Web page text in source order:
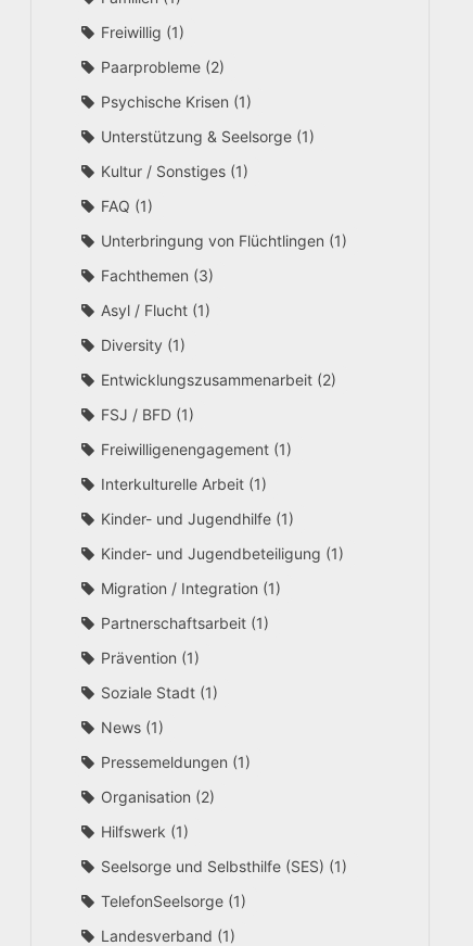
Freiwillig
1
Paarprobleme 2
Psychische Krisen
1
Unterstützung & Seelsorge 1
Kultur / Sonstiges 1
FAQ
1
Unterbringung von Flüchtlingen
1
Fachthemen
3
Asyl / Flucht 1
Diversity
1
Entwicklungszusammenarbeit 2
FSJ / BFD 1
Freiwilligenengagement 1
Interkulturelle Arbeit 1
Kinder- und Jugendhilfe 1
Kinder- und Jugendbeteiligung
1
Migration / Integration
1
Partnerschaftsarbeit 1
Prävention
1
Soziale Stadt 1
News 1
Pressemeldungen
1
Organisation
2
Hilfswerk
1
Seelsorge und Selbsthilfe (SES)
1
TelefonSeelsorge 1
Landesverband
1